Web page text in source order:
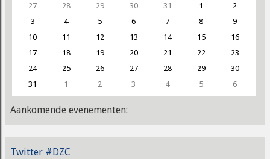
27 28 29 30 31 1
2
3
4 5 6 7 8
9
10
11 12 13 14 15
16
17
18 19 20 21 22
23
24
25 26 27 28 29
30
31
1 2 3 4 5 6
Aankomende evenementen:
Twitter #DZC